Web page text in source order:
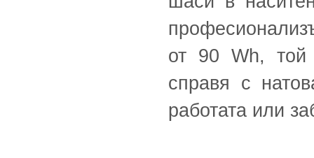
от 90 Wh, той
справя с
работата или